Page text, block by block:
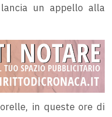
un appello alla
in queste ore di